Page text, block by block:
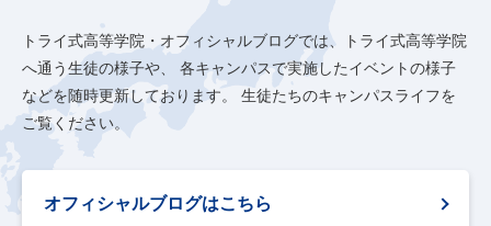
トライ式高等学院・オフィシャルブログでは、トライ式高等学院
へ通う生徒の様子や、
各キャンパスで実施したイベントの様子
などを随時更新しております。
生徒たちのキャンパスライフを
ご覧ください。
オフィシャルブログはこちら